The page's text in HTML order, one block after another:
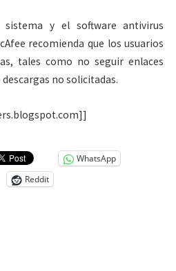
y el software antivirus
recomienda que los usuarios
tales como no seguir enlaces
no solicitadas.
WhatsApp
Reddit